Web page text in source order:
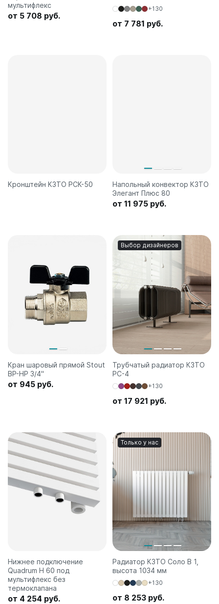
мультифлекс
от 5 708 руб.
+130
от 7 781 руб.
Кронштейн КЗТО РСК-50
Напольный конвектор КЗТО
Элегант Плюс 80
от 11 975 руб.
Кран шаровый прямой Stout
ВР-HР 3/4"
от 945 руб.
Выбор дизайнеров
Трубчатый радиатор КЗТО
РС-4
+130
от 17 921 руб.
Нижнее подключение
Quadrum H 60 под
мультифлекс без
термоклапана
от 4 254 руб.
Только у нас
Радиатор КЗТО Соло В 1,
высота 1034 мм
+130
от 8 253 руб.